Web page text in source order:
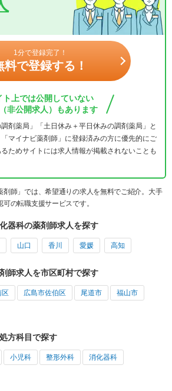
1分で登録完了！
料で登録する！
ト上では公開していない
非公開求人）もあります
調剤薬局」「土日休み＋平日休みの調剤薬局」と
マイナビ薬剤師」に登録済みの方に優先的にご
ためサイトには求人情報が掲載されないことも
剤師」では、希望通りの求人を無料でご紹介。大手
の転職支援サービスです。
器科の薬剤師求人を探す
山口 香川 愛媛 高知
師求人を市区町村で探す
区 広島市佐伯区 尾道市 福山市
方科目で探す
小児科 整形外科 消化器科